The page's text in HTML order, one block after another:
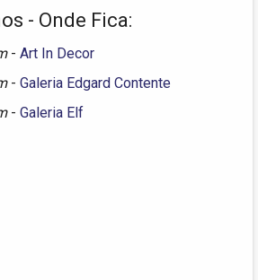
- Onde Fica:
- Art In Decor
- Galeria Edgard Contente
- Galeria Elf